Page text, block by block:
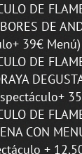
DE
DE
39€ Menú)
DE
DE
CON
+